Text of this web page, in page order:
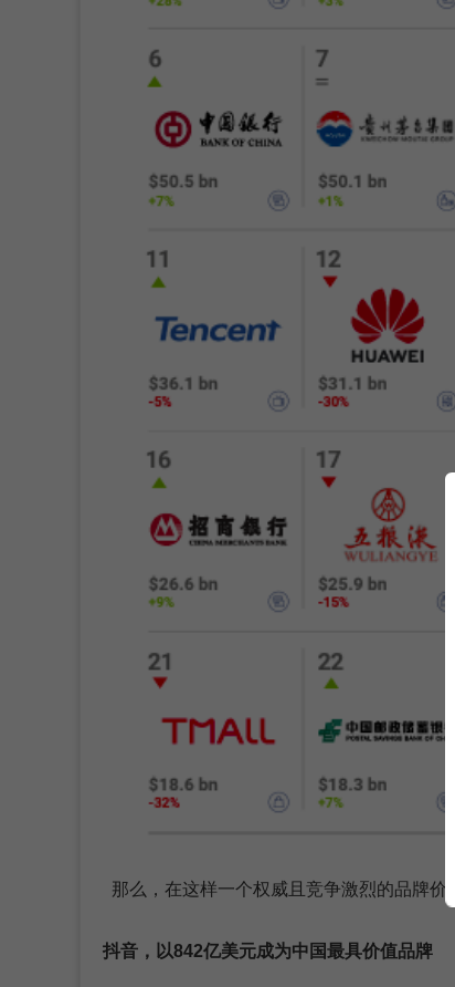
那么，在这样一个权威且竞争激烈的品牌
抖音，以842亿美元成为中国最具价值品牌